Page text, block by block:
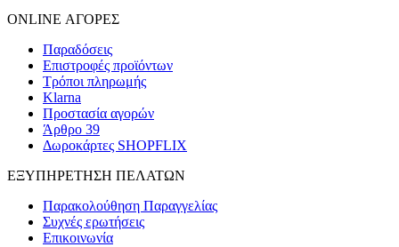
ONLINE ΑΓΟΡΕΣ
Παραδόσεις
Επιστροφές προϊόντων
Τρόποι πληρωμής
Klarna
Προστασία αγορών
Άρθρο 39
Δωροκάρτες SHOPFLIX
ΕΞΥΠΗΡΕΤΗΣΗ ΠΕΛΑΤΩΝ
Παρακολούθηση Παραγγελίας
Συχνές ερωτήσεις
Επικοινωνία